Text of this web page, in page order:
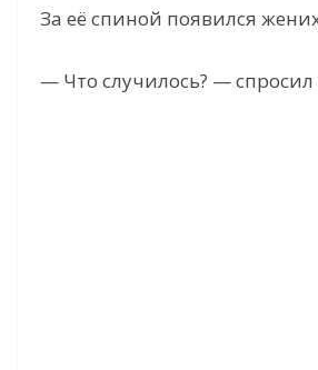
За её спиной появился
— Что случилось? — спросил